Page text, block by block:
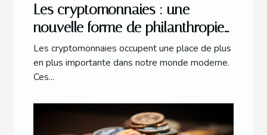
Les cryptomonnaies : une
nouvelle forme de philanthropie
?
Les cryptomonnaies occupent une place de plus
en plus importante dans notre monde moderne.
Ces...